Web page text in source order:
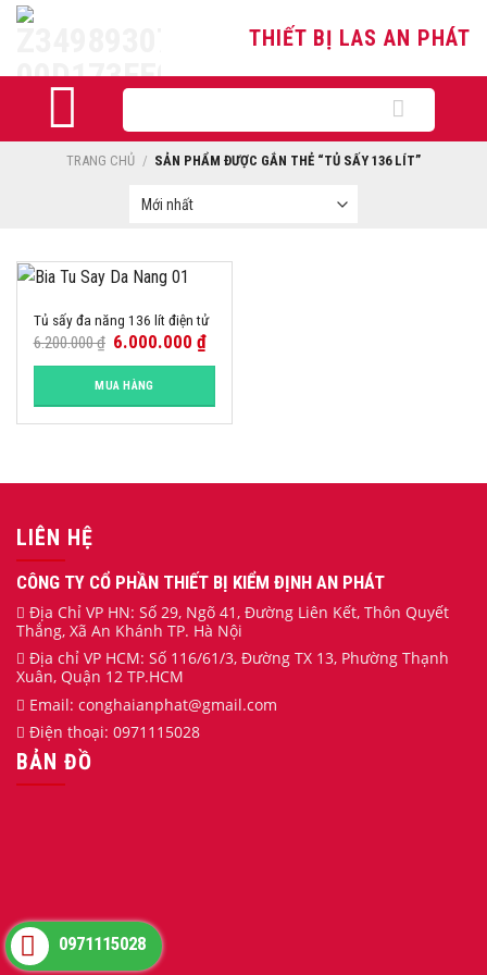
Skip
THIẾT BỊ LAS AN PHÁT
kiếm:
TRANG CHỦ / SẢN PHẨM ĐƯỢC GẮN THẺ “TỦ SẤY 136 LÍT”
Tủ sấy đa năng 136 lít điện tử
6.200.000₫ 6.000.000₫
MUA HÀNG
LIÊN HỆ
CÔNG TY CỔ PHẦN THIẾT BỊ KIỂM ĐỊNH AN PHÁT
Địa Chỉ VP HN: Số 29, Ngõ 41, Đường Liên Kết, Thôn Quyết
Thắng, Xã An Khánh TP. Hà Nội
Địa chỉ VP HCM: Số 116/61/3, Đường TX 13, Phường Thạnh
Xuân, Quận 12 TP.HCM
Email: conghaianphat@gmail.com
Điện thoại: 0971115028
BẢN ĐỒ
0971115028